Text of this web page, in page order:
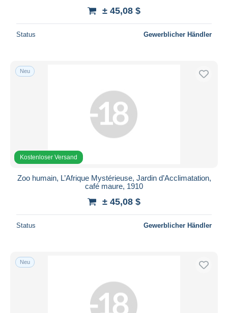
± 45,08 $
Status Gewerblicher Händler
Neu
Kostenloser Versand
Zoo humain, L’Afrique Mystérieuse, Jardin d’Acclimatation,
café maure, 1910
± 45,08 $
Status Gewerblicher Händler
Neu